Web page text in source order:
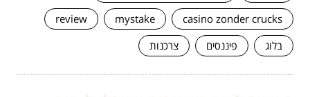
casino zonder crucks
mystake
review
בלוג
פיננסים צרכנות